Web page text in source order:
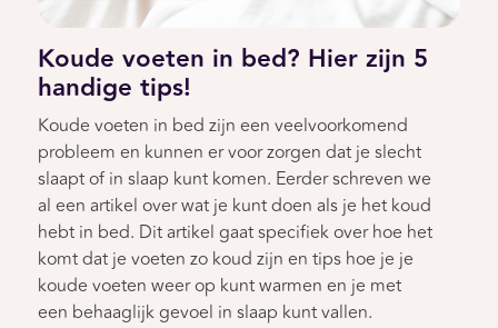
Koude voeten in bed? Hier zijn 5
handige tips!
Koude voeten in bed zijn een veelvoorkomend
probleem en kunnen er voor zorgen dat je slecht
slaapt of in slaap kunt komen. Eerder schreven we
al een artikel over wat je kunt doen als je het koud
hebt in bed. Dit artikel gaat specifiek over hoe het
komt dat je voeten zo koud zijn en tips hoe je je
koude voeten weer op kunt warmen en je met
een behaaglijk gevoel in slaap kunt vallen.